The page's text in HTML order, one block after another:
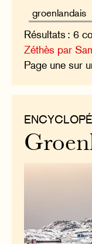
Résultats : 6
Zéthès par
Page une sur